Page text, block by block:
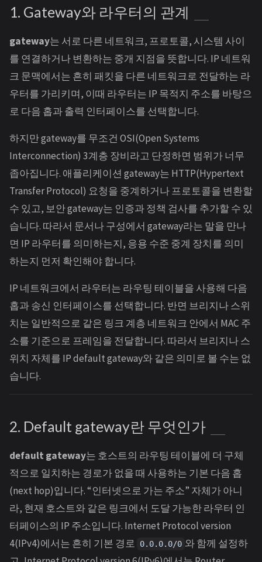
1. Gateway와 라우터의 관계
gateway는 서로 다른 네트워크, 프로토콜, 시스템 사이
를 연결하거나 변환하는 중개 지점을 뜻합니다. IP 네트워
크 문맥에서는 흔히 패킷을 다른 네트워크로 전달하는 라
우터를 가리키며, 이때 라우터는 IP 목적지 주소를 바탕으
로 다음 홉과 출력 인터페이스를 선택합니다.
하지만 gateway를 무조건 OSI(Open Systems
Interconnection) 3계층 장비라고 단정하면 범위가 너무
좁아집니다. 애플리케이션 gateway는 HTTP(Hypertext
Transfer Protocol) 요청을 중계하거나 프로토콜을 변환할
수 있고, 보안 gateway는 인증과 정책 검사를 추가할 수 있
습니다. 따라서 문서나 구성에서 gateway라는 말을 만나
면 IP 라우터를 의미하는지, 응용 수준 중계 장치를 의미
하는지 먼저 확인해야 합니다.
IP 네트워크에서 라우터는 라우팅 테이블을 사용해 다음
홉과 송신 인터페이스를 선택합니다. 반면 브리지나 스위
치는 일반적으로 같은 링크 계층 네트워크 안에서 MAC 주
소를 기준으로 프레임을 전달합니다. 따라서 브리지나 스
위치 자체를 IP default gateway와 같은 의미로 볼 수는 없
습니다.
2. Default gateway란 무엇인가
default gateway는 호스트의 라우팅 테이블에 더 구체
적으로 일치하는 경로가 없을 때 사용하는 기본 다음 홉
(next hop)입니다. “인터넷으로 가는 주소” 자체가 아니
라, 현재 호스트와 같은 링크에서 도달 가능한 라우터 인
터페이스의 IP 주소입니다. Internet Protocol version
4(IPv4)에서는 흔히 기본 경로
0.0.0.0/0 와 함께 설정하